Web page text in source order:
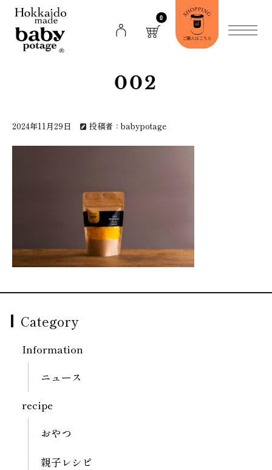
0
002
2024年11月29日 投稿者：babypotage
Category
Information
ニュース
recipe
おやつ
親子レシピ